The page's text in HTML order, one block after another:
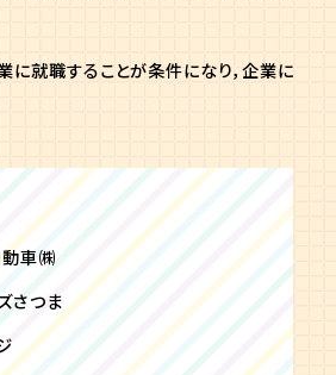
に就職することが条件になり，企業に
車㈱
さつま